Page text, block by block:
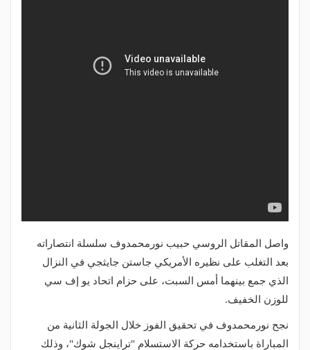
واصل المقاتل الروسي حبيب نورمحمدوف سلسلة انتصاراته
بعد التغلب على نظيره الأمريكي جاستن جايثجي في النزال
الذي جمع بينهما أمس السبت، على حزام اتحاد يو إف سي
للوزن الخفيف.
نجح نورمحمدوف في تحقيق الفوز خلال الجولة الثانية من
المباراة باستخدامه حركة الاستسلام "تراينجل شوك"، وذلك